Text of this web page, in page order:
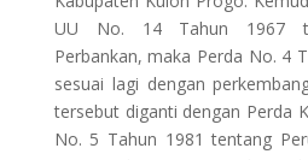
UU No. 14 Tahun 1967
Perbankan, maka Perda No. 4
sesuai lagi dengan
tersebut diganti dengan Perda
No. 5 Tahun 1981 tentang